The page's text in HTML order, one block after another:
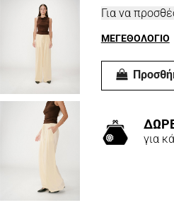
Για να
ΜΕΓΕΘΟΛΟΓΙΟ
για